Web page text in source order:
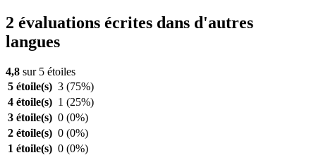
2 évaluations écrites dans d'autres
langues
4,8 sur 5 étoiles
5 étoile(s) 3 (75%)
4 étoile(s) 1 (25%)
3 étoile(s) 0 (0%)
2 étoile(s) 0 (0%)
1 étoile(s) 0 (0%)